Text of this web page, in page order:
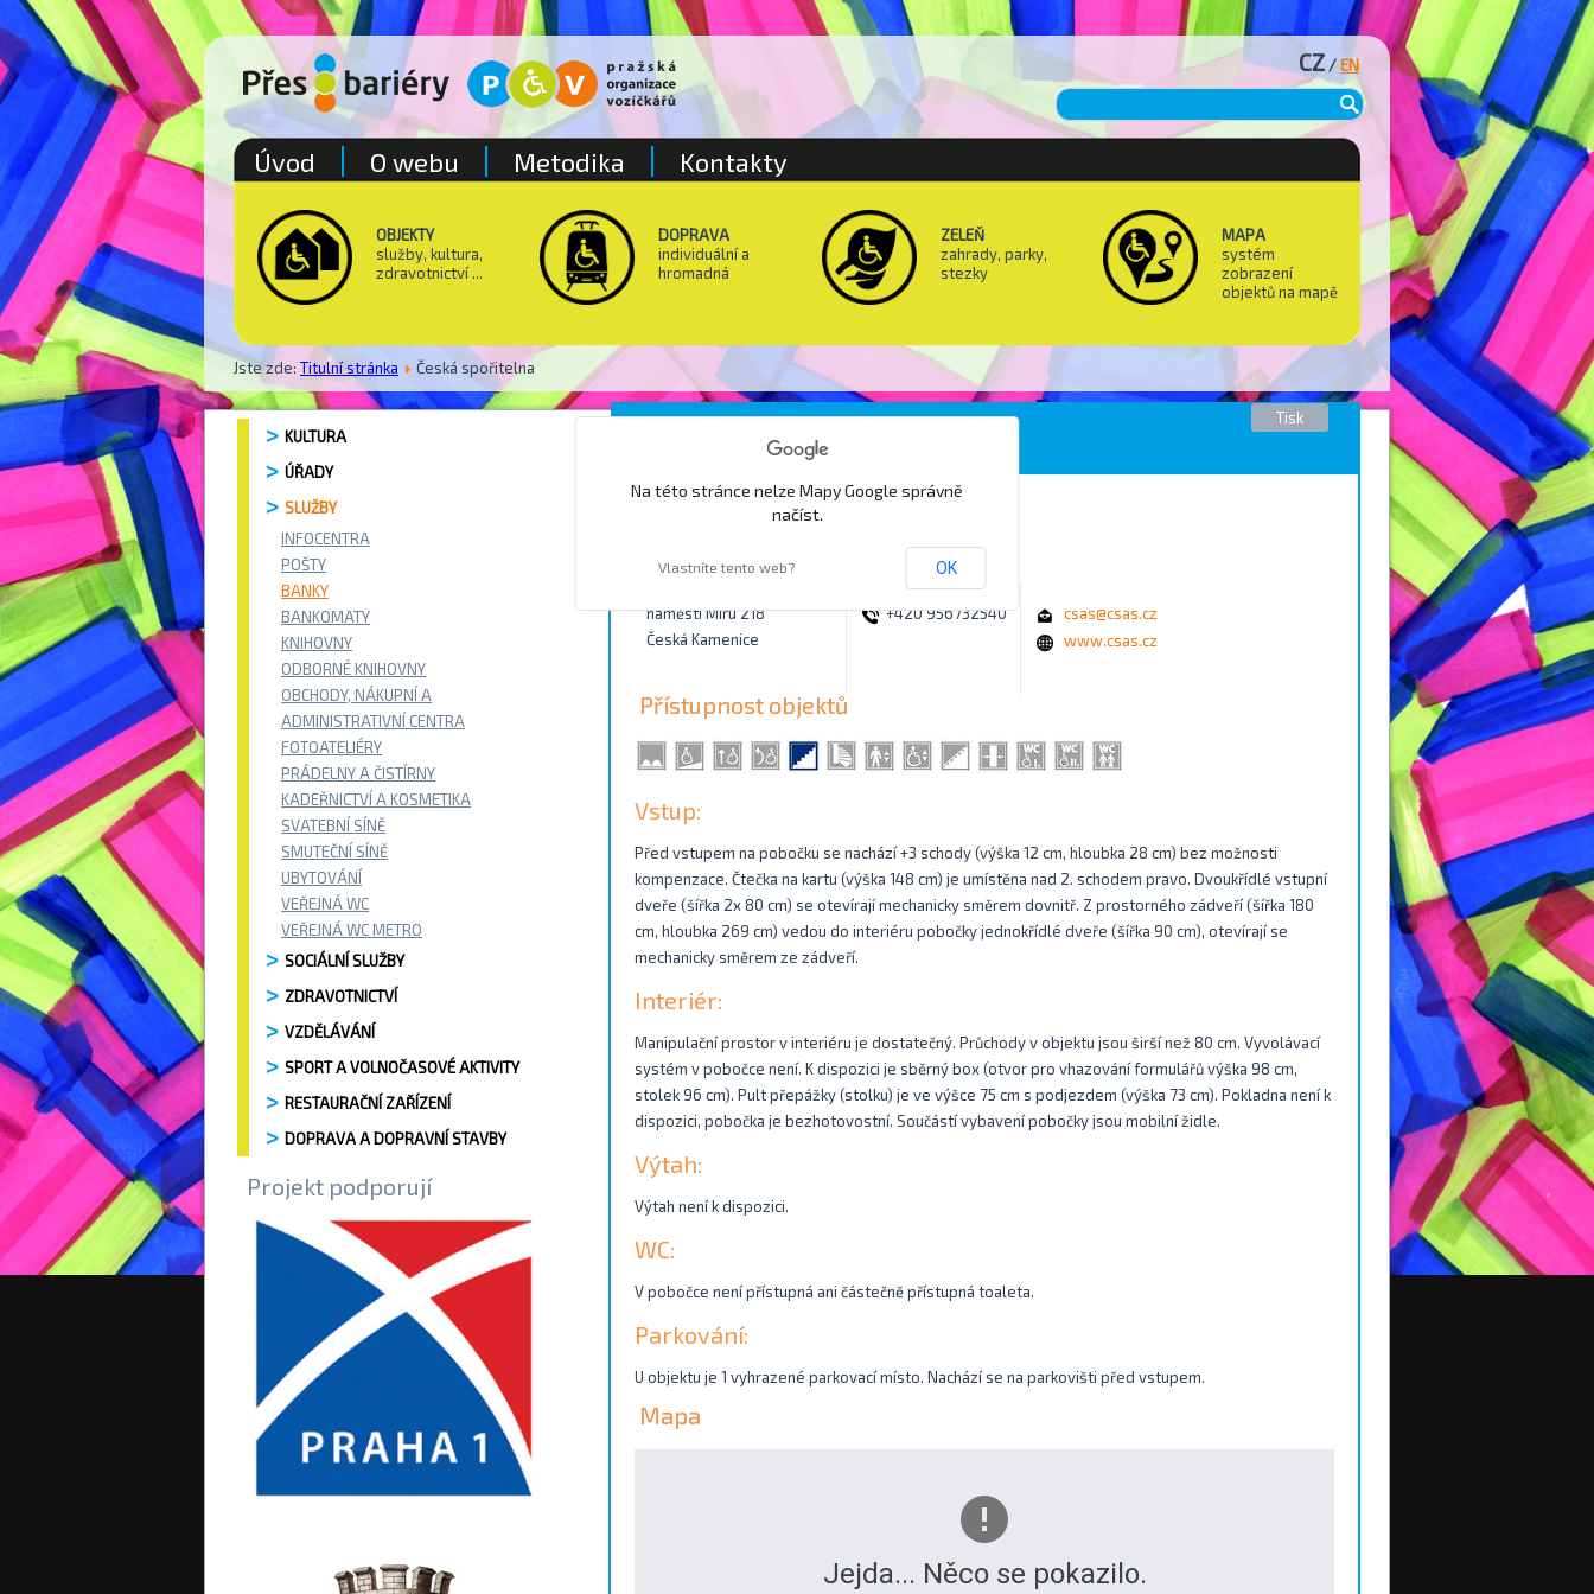
OBJEKTY
služby, kultura,
zdravotnictví ...
DOPRAVA
individuální a
hromadná
ZELEŇ
zahrady, parky,
stezky
MAPA
systém
zobrazení
objektů na mapě
CZ/EN
Jste zde: Titulní stránka Česká spořitelna
Úvod O webu Metodika Kontakty
KULTURA
ÚŘADY
SLUŽBY
INFOCENTRA
POŠTY
BANKY
BANKOMATY
KNIHOVNY
ODBORNÉ KNIHOVNY
OBCHODY, NÁKUPNÍ A
ADMINISTRATIVNÍ CENTRA
FOTOATELIÉRY
PRÁDELNY A ČISTÍRNY
KADEŘNICTVÍ A KOSMETIKA
SVATEBNÍ SÍNĚ
SMUTEČNÍ SÍNĚ
UBYTOVÁNÍ
VEŘEJNÁ WC
VEŘEJNÁ WC METRO
SOCIÁLNÍ SLUŽBY
ZDRAVOTNICTVÍ
VZDĚLÁVÁNÍ
SPORT A VOLNOČASOVÉ AKTIVITY
RESTAURAČNÍ ZAŘÍZENÍ
DOPRAVA A DOPRAVNÍ STAVBY
Projekt podporují
Tisk
Česká spořitelna
náměstí Míru 218
Česká Kamenice
+420 956732540
csas@csas.cz
www.csas.cz
Přístupnost objektů
Vstup:
Před vstupem na pobočku se nachází +3 schody (výška 12 cm, hloubka 28 cm) bez možnosti
kompenzace. Čtečka na kartu (výška 148 cm) je umístěna nad 2. schodem pravo. Dvoukřídlé vstupní
dveře (šířka 2x 80 cm) se otevírají mechanicky směrem dovnitř. Z prostorného zádveří (šířka 180
cm, hloubka 269 cm) vedou do interiéru pobočky jednokřídlé dveře (šířka 90 cm), otevírají se
mechanicky směrem ze zádveří.
Interiér:
Manipulační prostor v interiéru je dostatečný. Průchody v objektu jsou širší než 80 cm. Vyvolávací
systém v pobočce není. K dispozici je sběrný box (otvor pro vhazování formulářů výška 98 cm,
stolek 96 cm). Pult přepážky (stolku) je ve výšce 75 cm s podjezdem (výška 73 cm). Pokladna není k
dispozici, pobočka je bezhotovostní. Součástí vybavení pobočky jsou mobilní židle.
Výtah:
Výtah není k dispozici.
WC:
V pobočce není přístupná ani částečně přístupná toaleta.
Parkování:
U objektu je 1 vyhrazené parkovací místo. Nachází se na parkovišti před vstupem.
Mapa
Jejda... Něco se pokazilo.
Na této stránce nelze Mapy Google správně
načíst.
Vlastníte tento web? OK